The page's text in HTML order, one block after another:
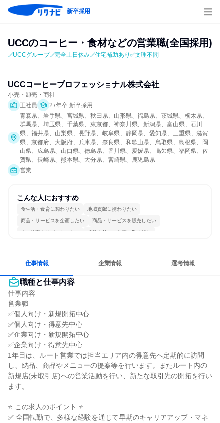
新卒採用
UCCのコーヒー・食材などの営業職(全国採用)
✅UCCグループ✅完全土日休み✅住宅補助あり✅文理不問
UCCコーヒープロフェッショナル株式会社
小売・卸売・商社
正社員
27年卒 新卒採用
青森県、岩手県、宮城県、秋田県、山形県、福島県、茨城県、栃木県、
群馬県、埼玉県、千葉県、東京都、神奈川県、新潟県、富山県、石川
県、福井県、山梨県、長野県、岐阜県、静岡県、愛知県、三重県、滋賀
県、京都府、大阪府、兵庫県、奈良県、和歌山県、鳥取県、島根県、岡
山県、広島県、山口県、徳島県、香川県、愛媛県、高知県、福岡県、佐
賀県、長崎県、熊本県、大分県、宮崎県、鹿児島県
営業
こんな人におすすめ
食生活・食育に関わりたい 地域貢献に携わりたい
商品・サービスを企画したい 商品・サービスを販売したい
人の仕事をサポートしたい 情熱を持って仕事に取り組む
仕事情報 企業情報 選考情報
職種と仕事内容
仕事内容
営業職
✅個人向け・新規開拓中心
✅個人向け・得意先中心
✅企業向け・新規開拓中心
✅企業向け・得意先中心
1年目は、ルート営業では担当エリア内の得意先へ定期的に訪問
し、納品、商品やメニューの提案等を行います。またルート内の
新規店(未取引店)への営業活動を行い、新たな取引先の開拓を行い
ます。
⭐ この求人のポイント ⭐
✅ 全国転勤で、多様な経験を通じて早期のキャリアアップ・マネ